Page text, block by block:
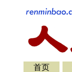
首页